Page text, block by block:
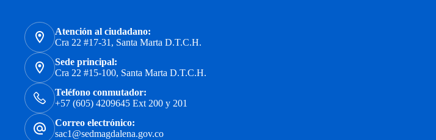
Atención al ciudadano:
Cra 22 #17-31, Santa Marta D.T.C.H.
Sede principal:
Cra 22 #15-100, Santa Marta D.T.C.H.
Teléfono conmutador:
+57 (605) 4209645 Ext 200 y 201
Correo electrónico:
sac1@sedmagdalena.gov.co